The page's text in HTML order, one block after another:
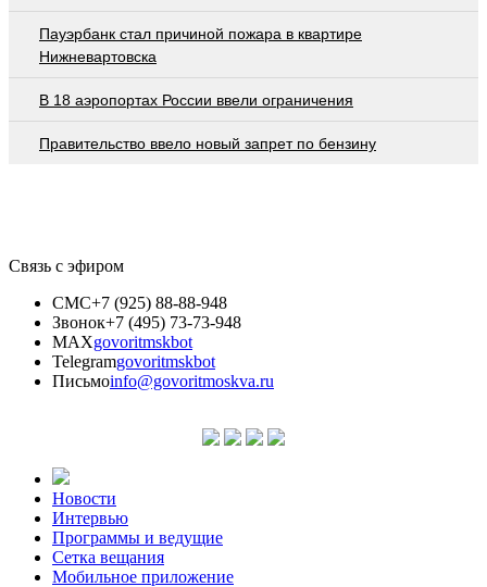
Пауэрбанк стал причиной пожара в квартире
Нижневартовска
В 18 аэропортах России ввели ограничения
Правительство ввело новый запрет по бензину
Связь с эфиром
СМС+7 (925) 88-88-948
Звонок+7 (495) 73-73-948
MAXgovoritmskbot
Telegramgovoritmskbot
Письмоinfo@govoritmoskva.ru
Новости
Интервью
Программы и ведущие
Сетка вещания
Мобильное приложение